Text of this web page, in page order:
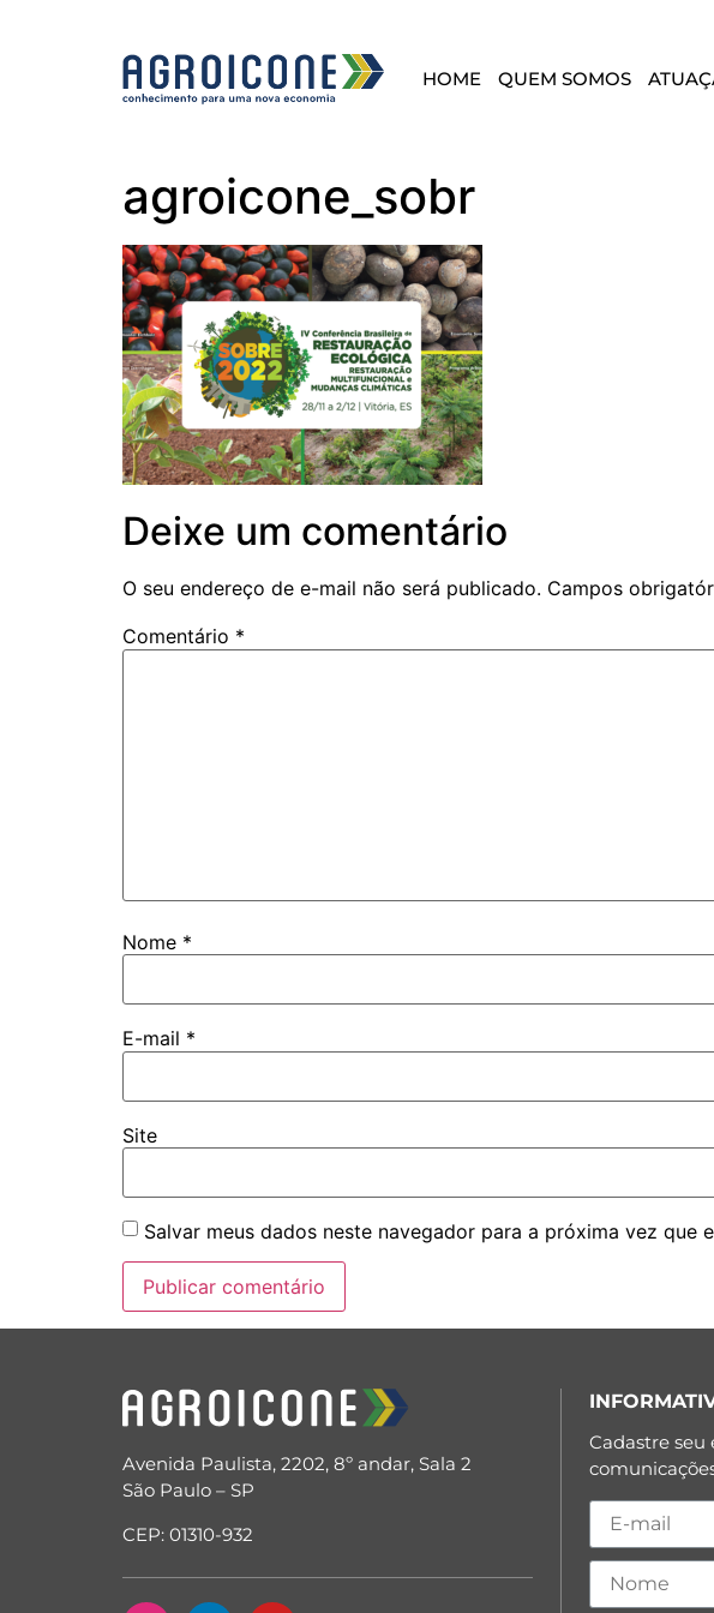
HOME QUEM SOMOS
agroicone_sobr
Deixe um comentário
O seu endereço de e-mail não será publicado. Campos
Comentário *
Nome *
E-mail *
Site
Salvar meus dados neste navegador para a próxima vez que
Avenida Paulista, 2202, 8º andar, Sala 2
São Paulo – SP
CEP: 01310-932
Cadastre seu